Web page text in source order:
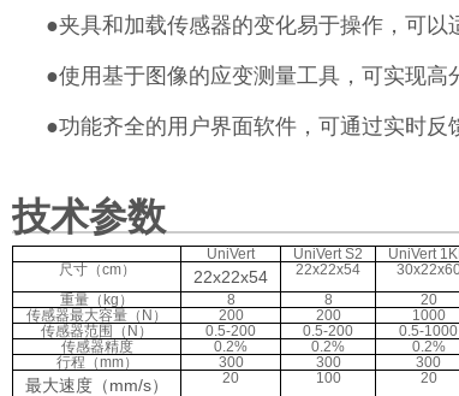
●夹具和加载传感器的变化易于操作，可以
●使用基于图像的应变测量工具，可实现高
●功能齐全的用户界面软件，可通过实时
技术参数
UniVert UniVert S2
UniVert
尺寸（cm）
22x22x54 22x22x54
重量（kg）
8 8
20
传感器最大容量（N）
200 200
1000
传感器范围（N）
0.5-200 0.5-200
0.5-1000
传感器精度
0.2% 0.2%
0.2%
行程（mm）
300 300 300
最大速度（mm/s） 20 100
20